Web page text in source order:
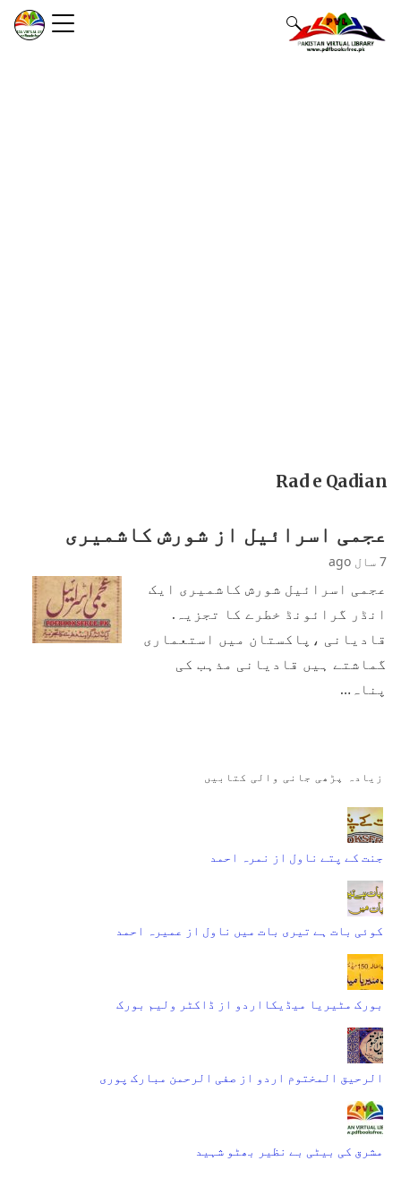
Rad e Qadian
عجمی اسرائیل از شورش کاشمیری
7 سال ago
عجمی اسرائیل شورش کاشمیری ایک
انڈر گرائونڈ خطرے کا تجزیہ.
قادیانی ،پاکستان میں استعماری
گماشتے ہیں قادیانی مذہب کی
پناہ…
زیادہ پڑھی جانی والی کتابیں
جنت کے پتے ناول از نمرہ احمد
کوئی بات ہے تیری بات میں ناول از عمیرہ احمد
بورک مٹیریا میڈیکااردو از ڈاکٹر ولیم بورک
الرحیق المختوم اردو از صفی الرحمن مبارک پوری
مشرق کی بیٹی بے نظیر بھٹو شہید